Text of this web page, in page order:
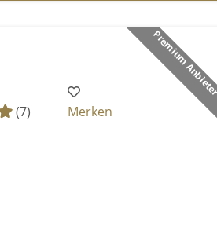
Premium Anbieter
(7)
Merken